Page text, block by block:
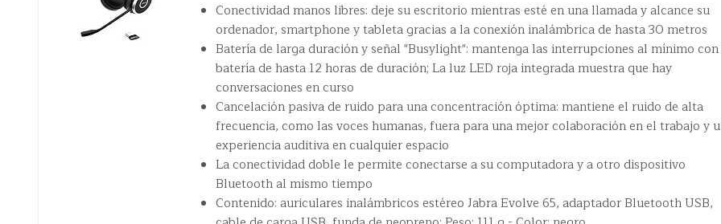
Conectividad manos libres: deje su escritorio mientras esté en una llamada y alcance su
ordenador, smartphone y tableta gracias a la conexión inalámbrica de hasta 30 metros
Batería de larga duración y señal "Busylight": mantenga las interrupciones al mínimo
batería de hasta 12 horas de duración; La luz LED roja integrada muestra que hay
conversaciones en curso
Cancelación pasiva de ruido para una concentración óptima: mantiene el ruido de alta
frecuencia, como las voces humanas, fuera para una mejor colaboración en el trabajo y
experiencia auditiva en cualquier espacio
La conectividad doble le permite conectarse a su computadora y a otro dispositivo
Bluetooth al mismo tiempo
Contenido: auriculares inalámbricos estéreo Jabra Evolve 65, adaptador Bluetooth USB,